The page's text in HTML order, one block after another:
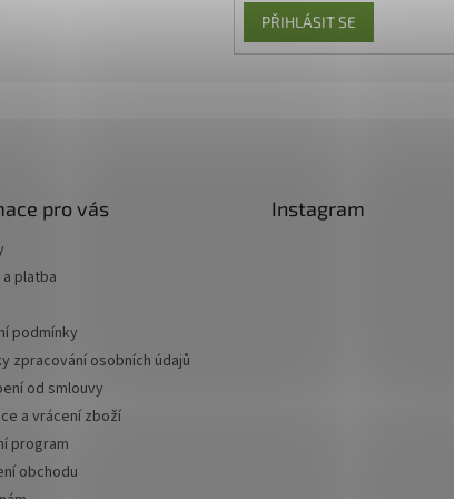
PŘIHLÁSIT SE
pro vás
platba
podmínky
zpracování osobních údajů
od smlouvy
a vrácení zboží
program
obchodu
Instagram